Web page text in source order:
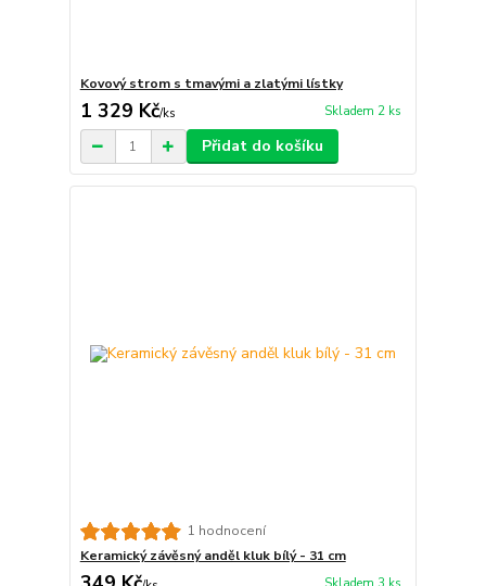
Kovový strom s tmavými a zlatými lístky
1 329 Kč/ks Skladem 2 ks
Přidat do košíku
1 hodnocení
Keramický závěsný anděl kluk bílý - 31 cm